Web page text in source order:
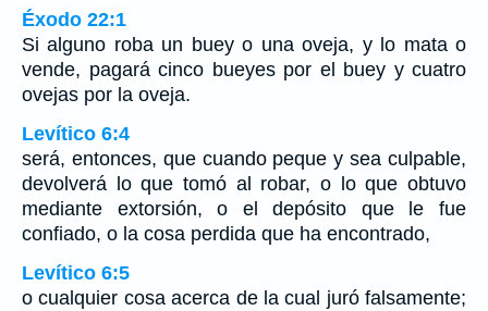
Éxodo 22:1
Si alguno roba un buey o una oveja, y lo mata o
vende, pagará cinco bueyes por el buey y cuatro
ovejas por la oveja.
Levítico 6:4
será, entonces, que cuando peque y sea culpable,
devolverá lo que tomó al robar, o lo que obtuvo
mediante extorsión, o el depósito que le fue
confiado, o la cosa perdida que ha encontrado,
Levítico 6:5
o cualquier cosa acerca de la cual juró falsamente;